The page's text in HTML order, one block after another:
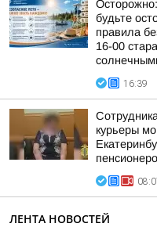
будьте
правила
16-00
16:39
курьеры
ЛЕНТА НОВОСТЕЙ